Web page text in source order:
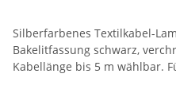
Silberfarbenes Textilkabel-
Bakelitfassung schwarz,
Kabellänge bis 5 m wählbar.